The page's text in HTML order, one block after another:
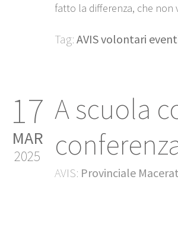
fatto la differenza, che non
Tag: AVIS volontari
17
MAR
2025
A scuola
AVIS: Provinciale